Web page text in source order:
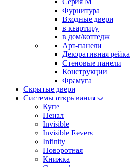
Серия M
Фурнитура
Входные двери
в квартиру
в дом/коттедж
Арт-панели
Декоративная рейка
Стеновые панели
Конструкции
Фрамуга
Скрытые двери
Системы открывания
Купе
Пенал
Invisible
Invisible Revers
Infinity
Поворотная
Книжка